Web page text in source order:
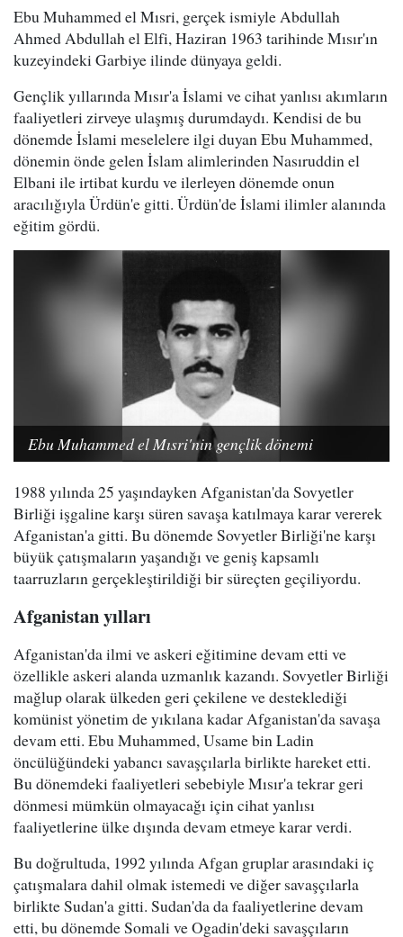
Ebu Muhammed el Mısri, gerçek ismiyle Abdullah
Ahmed Abdullah el Elfi, Haziran 1963 tarihinde Mısır'ın
kuzeyindeki Garbiye ilinde dünyaya geldi.
Gençlik yıllarında Mısır'a İslami ve cihat yanlısı akımların
faaliyetleri zirveye ulaşmış durumdaydı. Kendisi de bu
dönemde İslami meselelere ilgi duyan Ebu Muhammed,
dönemin önde gelen İslam alimlerinden Nasıruddin el
Elbani ile irtibat kurdu ve ilerleyen dönemde onun
aracılığıyla Ürdün'e gitti. Ürdün'de İslami ilimler alanında
eğitim gördü.
Ebu Muhammed el Mısri'nin gençlik dönemi
1988 yılında 25 yaşındayken Afganistan'da Sovyetler
Birliği işgaline karşı süren savaşa katılmaya karar vererek
Afganistan'a gitti. Bu dönemde Sovyetler Birliği'ne karşı
büyük çatışmaların yaşandığı ve geniş kapsamlı
taarruzların gerçekleştirildiği bir süreçten geçiliyordu.
Afganistan yılları
Afganistan'da ilmi ve askeri eğitimine devam etti ve
özellikle askeri alanda uzmanlık kazandı. Sovyetler Birliği
mağlup olarak ülkeden geri çekilene ve desteklediği
komünist yönetim de yıkılana kadar Afganistan'da savaşa
devam etti. Ebu Muhammed, Usame bin Ladin
öncülüğündeki yabancı savaşçılarla birlikte hareket etti.
Bu dönemdeki faaliyetleri sebebiyle Mısır'a tekrar geri
dönmesi mümkün olmayacağı için cihat yanlısı
faaliyetlerine ülke dışında devam etmeye karar verdi.
Bu doğrultuda, 1992 yılında Afgan gruplar arasındaki iç
çatışmalara dahil olmak istemedi ve diğer savaşçılarla
birlikte Sudan'a gitti. Sudan'da da faaliyetlerine devam
etti, bu dönemde Somali ve Ogadin'deki savaşçıların